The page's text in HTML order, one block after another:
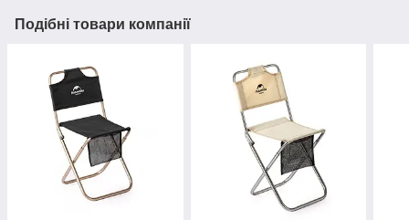
Подібні товари компанії